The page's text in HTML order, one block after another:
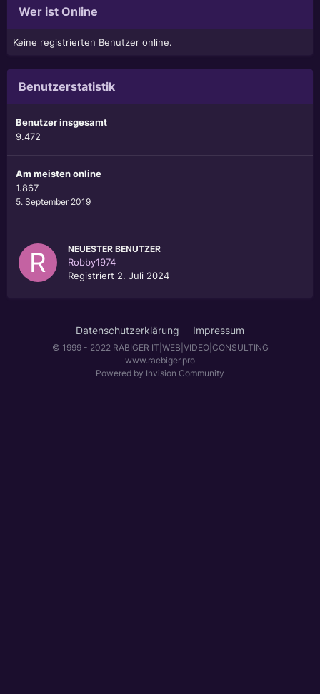
Wer ist Online
Keine registrierten Benutzer online.
Benutzerstatistik
Benutzer insgesamt
9.472
Am meisten online
1.867
5. September 2019
NEUESTER BENUTZER
Robby1974
Registriert 2. Juli 2024
Datenschutzerklärung Impressum
© 1999 - 2022 RÄBIGER IT|WEB|VIDEO|CONSULTING
www.raebiger.pro
Powered by Invision Community